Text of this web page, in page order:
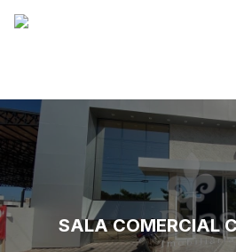
SALA COMERCIAL